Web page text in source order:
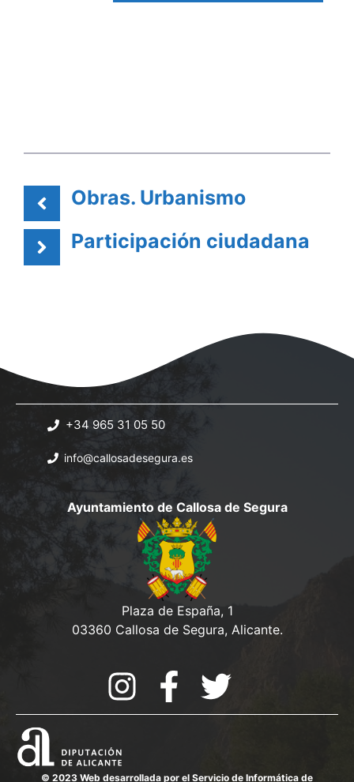
Obras. Urbanismo
Participación ciudadana
+34 965 31 05 50
info@callosadesegura.es
Ayuntamiento de Callosa de Segura
Plaza de España, 1
03360 Callosa de Segura, Alicante.
© 2023 Web desarrollada por el Servicio de Informática de